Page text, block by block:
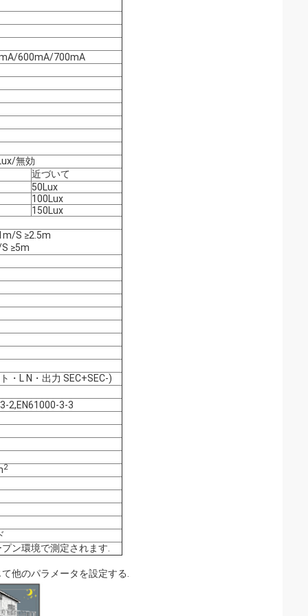
600mA/700mA
無効
近づいて
50Lux
100Lux
150Lux
S ≥2.5m
≥5m
・L N・出力 SEC+SEC-)
2,EN61000-3-3
2
ン環境で測定されます.
他のパラメータを設定する.